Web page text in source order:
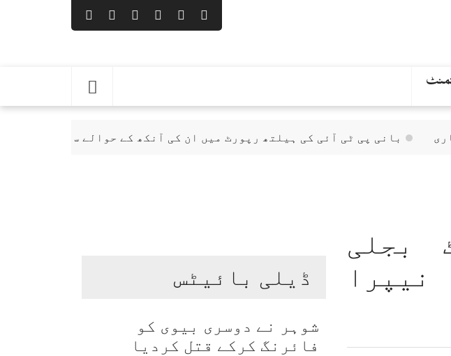
پی ٹی آئی کی ہیلتھ رپورٹ میں ان کی آنکھ کے حوالے سے ذکر تک نہیں تھا،
ڈیلی بائیٹس
شوہر نے دوسری بیوی کو
فائرنگ کرکے قتل کردیا
بجلی